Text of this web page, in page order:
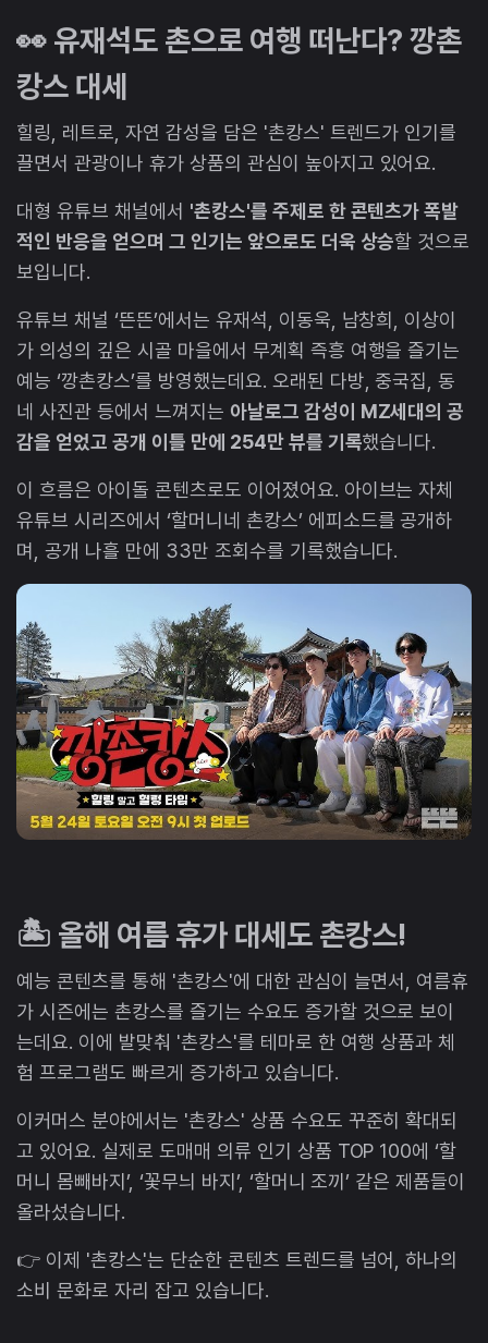
👀 유재석도 촌으로 여행 떠난다? 깡촌
캉스 대세
힐링, 레트로, 자연 감성을 담은 '촌캉스' 트렌드가 인기를
끌면서 관광이나 휴가 상품의 관심이 높아지고 있어요.
대형 유튜브 채널에서 '촌캉스'를 주제로 한 콘텐츠가 폭발
적인 반응을 얻으며 그 인기는 앞으로도 더욱 상승할 것으로
보입니다.
유튜브 채널 ‘뜬뜬’에서는 유재석, 이동욱, 남창희, 이상이
가 의성의 깊은 시골 마을에서 무계획 즉흥 여행을 즐기는
예능 ‘깡촌캉스’를 방영했는데요. 오래된 다방, 중국집, 동
네 사진관 등에서 느껴지는 아날로그 감성이 MZ세대의 공
감을 얻었고 공개 이틀 만에 254만 뷰를 기록했습니다.
이 흐름은 아이돌 콘텐츠로도 이어졌어요. 아이브는 자체
유튜브 시리즈에서 ‘할머니네 촌캉스’ 에피소드를 공개하
며, 공개 나흘 만에 33만 조회수를 기록했습니다.
🏝️ 올해 여름 휴가 대세도 촌캉스!
예능 콘텐츠를 통해 '촌캉스'에 대한 관심이 늘면서, 여름휴
가 시즌에는 촌캉스를 즐기는 수요도 증가할 것으로 보이
는데요. 이에 발맞춰 '촌캉스'를 테마로 한 여행 상품과 체
험 프로그램도 빠르게 증가하고 있습니다.
이커머스 분야에서는 '촌캉스' 상품 수요도 꾸준히 확대되
고 있어요. 실제로 도매매 의류 인기 상품 TOP 100에 ‘할
머니 몸빼바지’, ‘꽃무늬 바지’, ‘할머니 조끼’ 같은 제품들이
올라섰습니다.
👉 이제 '촌캉스'는 단순한 콘텐츠 트렌드를 넘어, 하나의
소비 문화로 자리 잡고 있습니다.